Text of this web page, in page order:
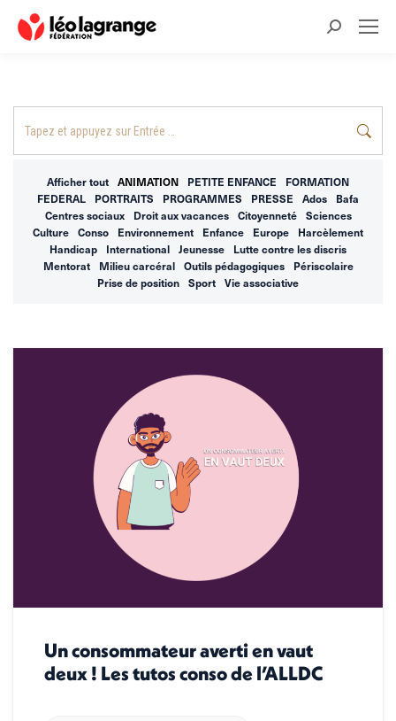
Recherche
Afficher tout ANIMATION PETITE ENFANCE
FORMATION
FEDERAL
PORTRAITS PROGRAMMES PRESSE Ados
Bafa
Centres sociaux
Droit aux vacances Citoyenneté
Sciences
Culture
Conso Environnement Enfance Europe
Harcèlement
Handicap
International Jeunesse
Lutte contre les discris
Mentorat
Milieu carcéral Outils pédagogiques
Périscolaire
Prise de position
Sport Vie associative
Un consommateur averti en vaut
deux ! Les tutos conso de l’ALLDC